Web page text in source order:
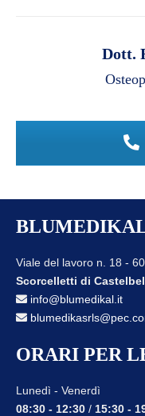
Dott.
Viale del lavoro n. 18 -
Scorcelletti di
info@blumedikal.it
ORARI PER
Lunedì - Venerdì
08:30 - 12:30 / 15:30 -